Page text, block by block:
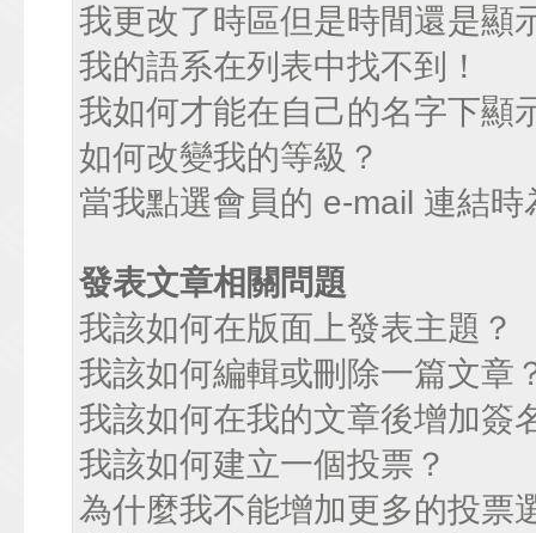
我更改了時區但是時間還是顯
我的語系在列表中找不到！
我如何才能在自己的名字下顯
如何改變我的等級？
當我點選會員的 e-mail 連結
發表文章相關問題
我該如何在版面上發表主題？
我該如何編輯或刪除一篇文章
我該如何在我的文章後增加簽
我該如何建立一個投票？
為什麼我不能增加更多的投票